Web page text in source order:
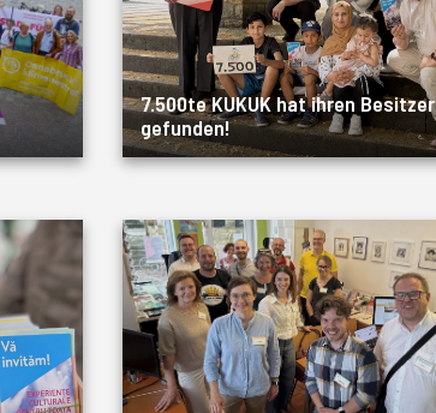
7.500te KUKUK hat ihren Besitzer
gefunden!